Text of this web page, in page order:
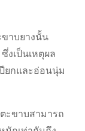
าบยางนั้น
งเป็นเหตุผล
ยกและอ่อนนุ่ม
ะขาบสามารถ